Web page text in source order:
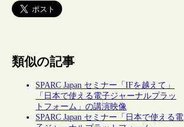
類似の記事
SPARC Japan セミナー「IFを越えて」
「日本で使える電子ジャーナルプラッ
トフォーム」の講演映像
SPARC Japan セミナー「日本で使える電